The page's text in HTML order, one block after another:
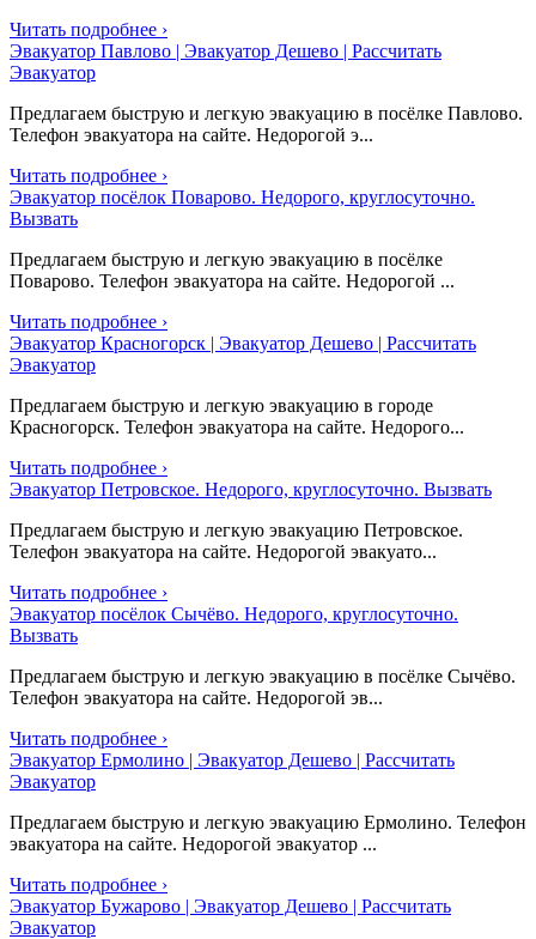
Читать подробнее ›
Эвакуатор Павлово | Эвакуатор Дешево | Рассчитать
Эвакуатор
Предлагаем быструю и легкую эвакуацию в посёлке Павлово.
Телефон эвакуатора на сайте. Недорогой э...
Читать подробнее ›
Эвакуатор посёлок Поварово. Недорого, круглосуточно.
Вызвать
Предлагаем быструю и легкую эвакуацию в посёлке
Поварово. Телефон эвакуатора на сайте. Недорогой ...
Читать подробнее ›
Эвакуатор Красногорск | Эвакуатор Дешево | Рассчитать
Эвакуатор
Предлагаем быструю и легкую эвакуацию в городе
Красногорск. Телефон эвакуатора на сайте. Недорого...
Читать подробнее ›
Эвакуатор Петровское. Недорого, круглосуточно. Вызвать
Предлагаем быструю и легкую эвакуацию Петровское.
Телефон эвакуатора на сайте. Недорогой эвакуато...
Читать подробнее ›
Эвакуатор посёлок Сычёво. Недорого, круглосуточно.
Вызвать
Предлагаем быструю и легкую эвакуацию в посёлке Сычёво.
Телефон эвакуатора на сайте. Недорогой эв...
Читать подробнее ›
Эвакуатор Ермолино | Эвакуатор Дешево | Рассчитать
Эвакуатор
Предлагаем быструю и легкую эвакуацию Ермолино. Телефон
эвакуатора на сайте. Недорогой эвакуатор ...
Читать подробнее ›
Эвакуатор Бужарово | Эвакуатор Дешево | Рассчитать
Эвакуатор